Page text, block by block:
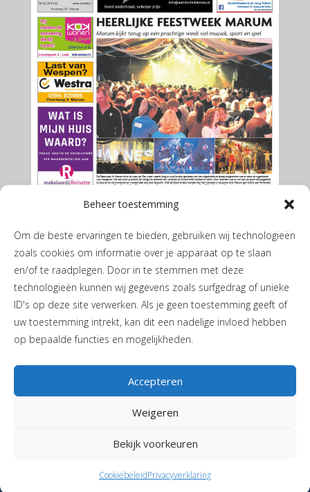
Beheer toestemming
Om de beste ervaringen te bieden, gebruiken wij technologieën
zoals cookies om informatie over je apparaat op te slaan
en/of te raadplegen. Door in te stemmen met deze
technologieën kunnen wij gegevens zoals surfgedrag of unieke
ID's op deze site verwerken. Als je geen toestemming geeft of
uw toestemming intrekt, kan dit een nadelige invloed hebben
op bepaalde functies en mogelijkheden.
Accepteren
Weigeren
Bekijk voorkeuren
CookiebeleidPrivacyverklaring
De Marumer mei 2026
06-40405244|Stuur een mail| Vormgeving en realisatie